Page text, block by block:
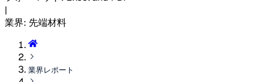
|
業界: 先端材料
業界レポート